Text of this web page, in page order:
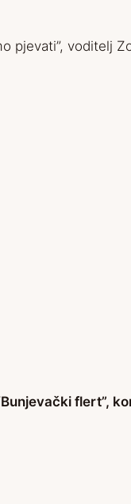
pjevati”, voditelj
flert”,